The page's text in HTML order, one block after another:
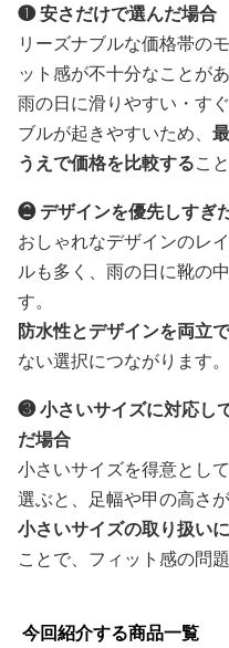
❶ 安さだけで選んだ場合
リーズナブルな価格帯の
ット感が不十分なことがあ
雨の日に滑りやすい・す
ブルが起きやすいため、
うえで価格を比較するこ
❷ デザインを優先しすぎ
おしゃれなデザインのレ
ルも多く、雨の日に靴の
す。
防水性とデザインを両立
ない選択につながります。
❸ 小さいサイズに対応し
だ場合
小さいサイズを得意とし
選ぶと、足幅や甲の高さ
小さいサイズの取り扱い
ことで、フィット感の問
今回紹介する商品一覧